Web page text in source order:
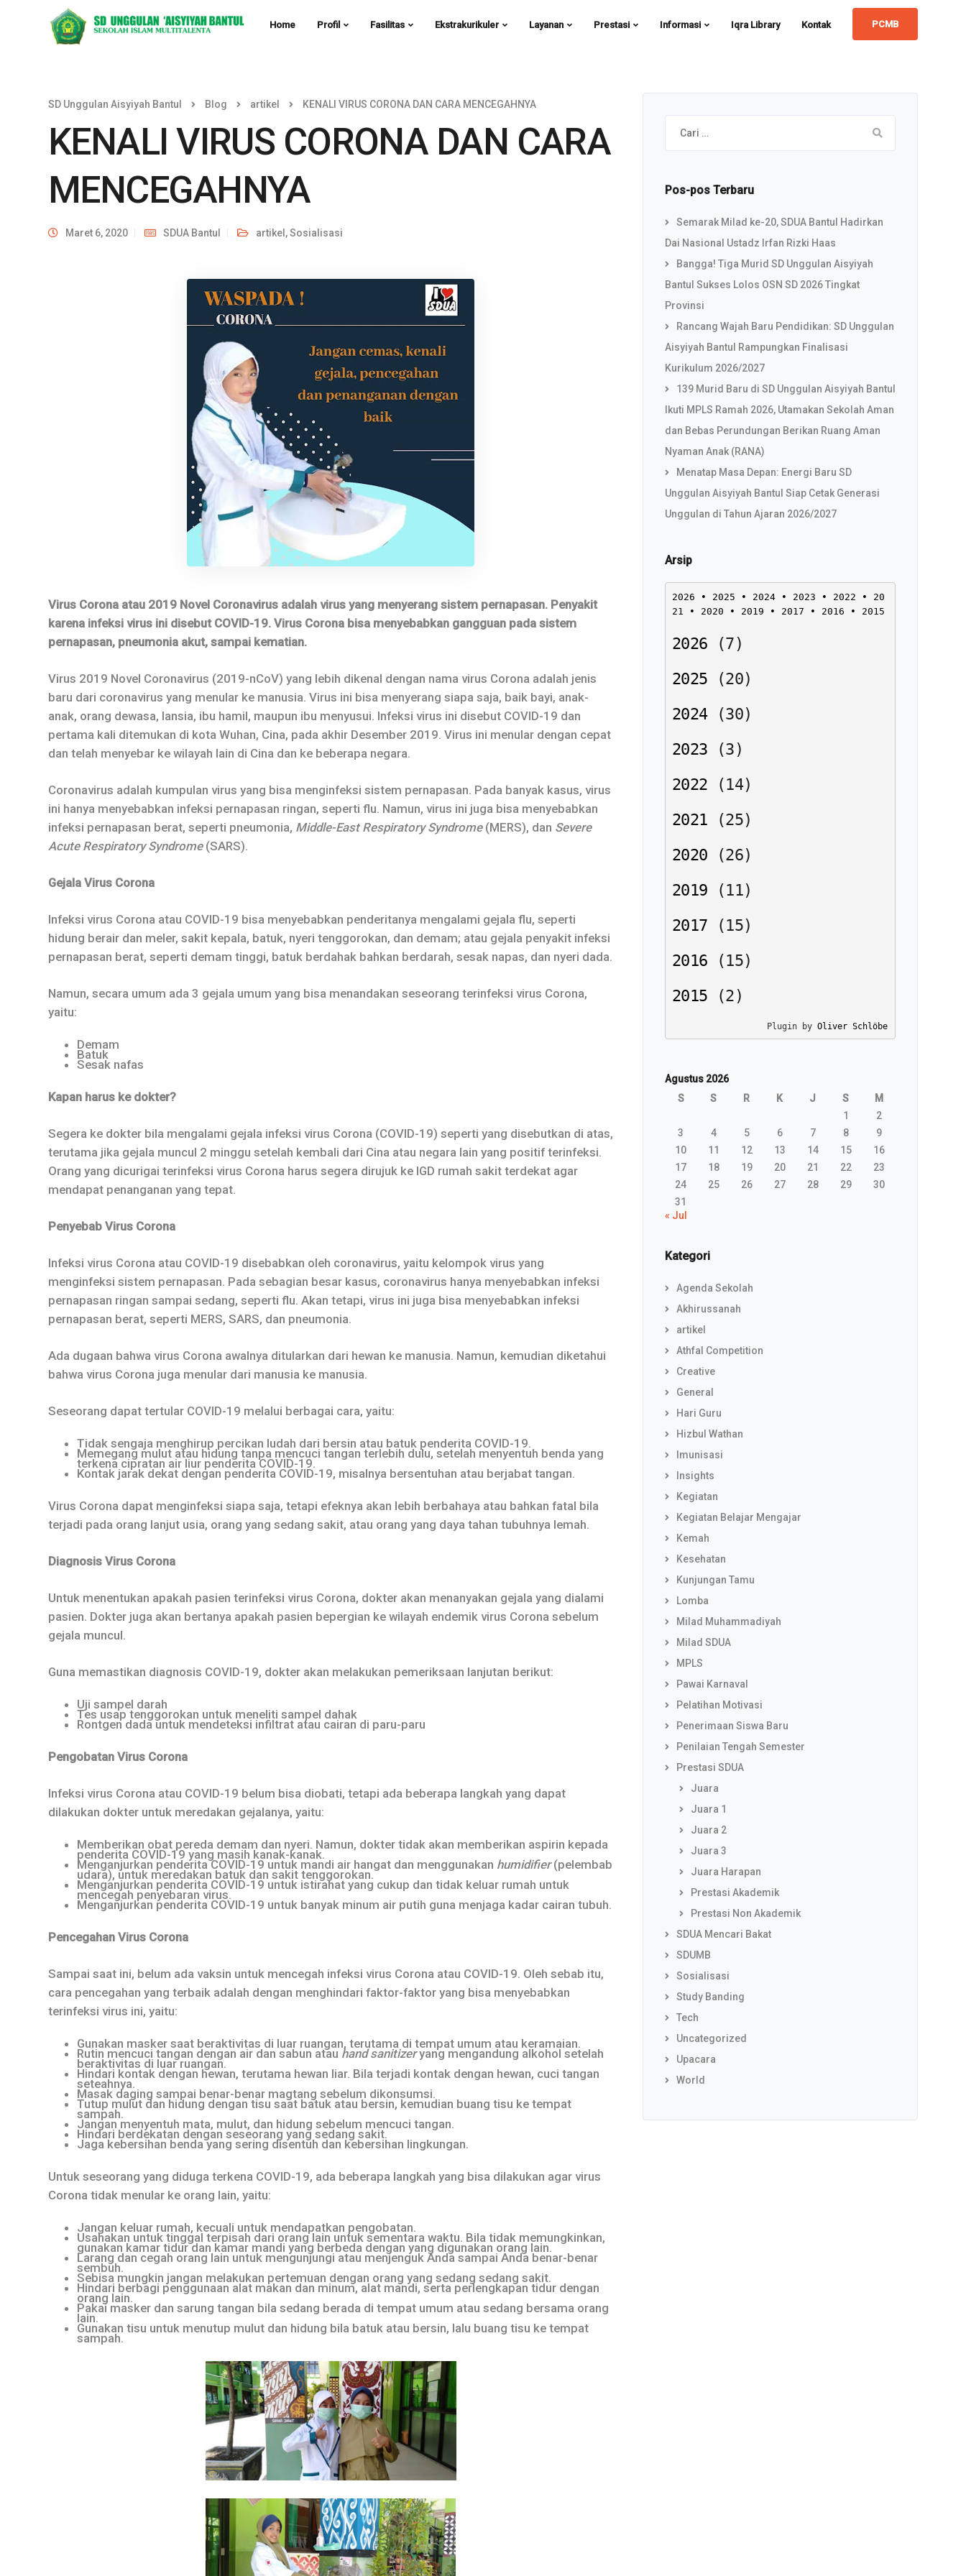
Home Profil Fasilitas Ekstrakurikuler Layanan Prestasi Informasi Iqra Library Kontak PCMB
SD Unggulan Aisyiyah Bantul Blog artikel KENALI VIRUS CORONA DAN CARA MENCEGAHNYA
KENALI VIRUS CORONA DAN CARA
MENCEGAHNYA
Maret 6, 2020 SDUA Bantul artikel ,Sosialisasi
Virus Corona atau 2019 Novel Coronavirus adalah virus yang menyerang sistem pernapasan. Penyakit
karena infeksi virus ini disebut COVID-19. Virus Corona bisa menyebabkan gangguan pada sistem
pernapasan, pneumonia akut, sampai kematian.
Virus 2019 Novel Coronavirus (2019-nCoV) yang lebih dikenal dengan nama virus Corona adalah jenis
baru dari coronavirus yang menular ke manusia. Virus ini bisa menyerang siapa saja, baik bayi, anak-
anak, orang dewasa, lansia, ibu hamil, maupun ibu menyusui. Infeksi virus ini disebut COVID-19 dan
pertama kali ditemukan di kota Wuhan, Cina, pada akhir Desember 2019. Virus ini menular dengan cepat
dan telah menyebar ke wilayah lain di Cina dan ke beberapa negara.
Coronavirus adalah kumpulan virus yang bisa menginfeksi sistem pernapasan. Pada banyak kasus, virus
ini hanya menyebabkan infeksi pernapasan ringan, seperti flu. Namun, virus ini juga bisa menyebabkan
infeksi pernapasan berat, seperti pneumonia, Middle-East Respiratory Syndrome(MERS), dan Severe
Acute Respiratory Syndrome(SARS).
Gejala Virus Corona
Infeksi virus Corona atau COVID-19 bisa menyebabkan penderitanya mengalami gejala flu, seperti
hidung berair dan meler, sakit kepala, batuk, nyeri tenggorokan, dan demam; atau gejala penyakit infeksi
pernapasan berat, seperti demam tinggi, batuk berdahak bahkan berdarah, sesak napas, dan nyeri dada.
Namun, secara umum ada 3 gejala umum yang bisa menandakan seseorang terinfeksi virus Corona,
yaitu:
Demam
Batuk
Sesak nafas
Kapan harus ke dokter?
Segera ke dokter bila mengalami gejala infeksi virus Corona (COVID-19) seperti yang disebutkan di atas,
terutama jika gejala muncul 2 minggu setelah kembali dari Cina atau negara lain yang positif terinfeksi.
Orang yang dicurigai terinfeksi virus Corona harus segera dirujuk ke IGD rumah sakit terdekat agar
mendapat penanganan yang tepat.
Penyebab Virus Corona
Infeksi virus Corona atau COVID-19 disebabkan oleh coronavirus, yaitu kelompok virus yang
menginfeksi sistem pernapasan. Pada sebagian besar kasus, coronavirus hanya menyebabkan infeksi
pernapasan ringan sampai sedang, seperti flu. Akan tetapi, virus ini juga bisa menyebabkan infeksi
pernapasan berat, seperti MERS, SARS, dan pneumonia.
Ada dugaan bahwa virus Corona awalnya ditularkan dari hewan ke manusia. Namun, kemudian diketahui
bahwa virus Corona juga menular dari manusia ke manusia.
Seseorang dapat tertular COVID-19 melalui berbagai cara, yaitu:
Tidak sengaja menghirup percikan ludah dari bersin atau batuk penderita COVID-19.
Memegang mulut atau hidung tanpa mencuci tangan terlebih dulu, setelah menyentuh benda yang
terkena cipratan air liur penderita COVID-19.
Kontak jarak dekat dengan penderita COVID-19, misalnya bersentuhan atau berjabat tangan.
Virus Corona dapat menginfeksi siapa saja, tetapi efeknya akan lebih berbahaya atau bahkan fatal bila
terjadi pada orang lanjut usia, orang yang sedang sakit, atau orang yang daya tahan tubuhnya lemah.
Diagnosis Virus Corona
Untuk menentukan apakah pasien terinfeksi virus Corona, dokter akan menanyakan gejala yang dialami
pasien. Dokter juga akan bertanya apakah pasien bepergian ke wilayah endemik virus Corona sebelum
gejala muncul.
Guna memastikan diagnosis COVID-19, dokter akan melakukan pemeriksaan lanjutan berikut:
Uji sampel darah
Tes usap tenggorokan untuk meneliti sampel dahak
Rontgen dada untuk mendeteksi infiltrat atau cairan di paru-paru
Pengobatan Virus Corona
Infeksi virus Corona atau COVID-19 belum bisa diobati, tetapi ada beberapa langkah yang dapat
dilakukan dokter untuk meredakan gejalanya, yaitu:
Memberikan obat pereda demam dan nyeri. Namun, dokter tidak akan memberikan aspirin kepada
penderita COVID-19 yang masih kanak-kanak.
Menganjurkan penderita COVID-19 untuk mandi air hangat dan menggunakan humidifier(pelembab
udara), untuk meredakan batuk dan sakit tenggorokan.
Menganjurkan penderita COVID-19 untuk istirahat yang cukup dan tidak keluar rumah untuk
mencegah penyebaran virus.
Menganjurkan penderita COVID-19 untuk banyak minum air putih guna menjaga kadar cairan tubuh.
Pencegahan Virus Corona
Sampai saat ini, belum ada vaksin untuk mencegah infeksi virus Corona atau COVID-19. Oleh sebab itu,
cara pencegahan yang terbaik adalah dengan menghindari faktor-faktor yang bisa menyebabkan
terinfeksi virus ini, yaitu:
Gunakan masker saat beraktivitas di luar ruangan, terutama di tempat umum atau keramaian.
Rutin mencuci tangan dengan air dan sabun atau hand sanitizeryang mengandung alkohol setelah
beraktivitas di luar ruangan.
Hindari kontak dengan hewan, terutama hewan liar. Bila terjadi kontak dengan hewan, cuci tangan
seteahnya.
Masak daging sampai benar-benar magtang sebelum dikonsumsi.
Tutup mulut dan hidung dengan tisu saat batuk atau bersin, kemudian buang tisu ke tempat
sampah.
Jangan menyentuh mata, mulut, dan hidung sebelum mencuci tangan.
Hindari berdekatan dengan seseorang yang sedang sakit.
Jaga kebersihan benda yang sering disentuh dan kebersihan lingkungan.
Untuk seseorang yang diduga terkena COVID-19, ada beberapa langkah yang bisa dilakukan agar virus
Corona tidak menular ke orang lain, yaitu:
Jangan keluar rumah, kecuali untuk mendapatkan pengobatan.
Usahakan untuk tinggal terpisah dari orang lain untuk sementara waktu. Bila tidak memungkinkan,
gunakan kamar tidur dan kamar mandi yang berbeda dengan yang digunakan orang lain.
Larang dan cegah orang lain untuk mengunjungi atau menjenguk Anda sampai Anda benar-benar
sembuh.
Sebisa mungkin jangan melakukan pertemuan dengan orang yang sedang sedang sakit.
Hindari berbagi penggunaan alat makan dan minum, alat mandi, serta perlengkapan tidur dengan
orang lain.
Pakai masker dan sarung tangan bila sedang berada di tempat umum atau sedang bersama orang
lain.
Gunakan tisu untuk menutup mulut dan hidung bila batuk atau bersin, lalu buang tisu ke tempat
sampah.
Cari
untuk:
Pos-pos Terbaru
Semarak Milad ke-20, SDUA Bantul Hadirkan
Dai Nasional Ustadz Irfan Rizki Haas
Bangga! Tiga Murid SD Unggulan Aisyiyah
Bantul Sukses Lolos OSN SD 2026 Tingkat
Provinsi
Rancang Wajah Baru Pendidikan: SD Unggulan
Aisyiyah Bantul Rampungkan Finalisasi
Kurikulum 2026/2027
139 Murid Baru di SD Unggulan Aisyiyah Bantul
Ikuti MPLS Ramah 2026, Utamakan Sekolah Aman
dan Bebas Perundungan Berikan Ruang Aman
Nyaman Anak (RANA)
Menatap Masa Depan: Energi Baru SD
Unggulan Aisyiyah Bantul Siap Cetak Generasi
Unggulan di Tahun Ajaran 2026/2027
Arsip
2026 • 2025 • 2024 • 2023 • 2022 • 20
21
• 2020 • 2019 • 2017 • 2016 • 2015
2026 (7 )
2025
(20)
2024
(30)
2023
(3 )
2022
(14)
2021
(25)
2020
(26)
2019
(11)
2017
(15)
2016
(15)
2015
(2 )
Plugin by Oliver Schlöbe
Agustus 2026
S
S R K J S
M
1
2
3
4 5 6 7 8
9
10
11 12 13 14 15
16
17
18 19 20 21 22
23
24
25 26 27 28 29
30
31
« Jul
Kategori
Agenda Sekolah
Akhirussanah
artikel
Athfal Competition
Creative
General
Hari Guru
Hizbul Wathan
Imunisasi
Insights
Kegiatan
Kegiatan Belajar Mengajar
Kemah
Kesehatan
Kunjungan Tamu
Lomba
Milad Muhammadiyah
Milad SDUA
MPLS
Pawai Karnaval
Pelatihan Motivasi
Penerimaan Siswa Baru
Penilaian Tengah Semester
Prestasi SDUA
Juara
Juara 1
Juara 2
Juara 3
Juara Harapan
Prestasi Akademik
Prestasi Non Akademik
SDUA Mencari Bakat
SDUMB
Sosialisasi
Study Banding
Tech
Uncategorized
Upacara
World